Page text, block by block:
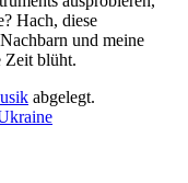
Hach, diese
und meine
Zeit blüht.
abgelegt.